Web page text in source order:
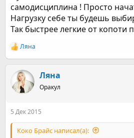
самодисциплина ! Просто
Нагрузку себе ты будешь
Так быстрее легкие от копоти
Р
е
и
Ляна
Ляна
Оракул
5 Дек 2015
Коко Брайс написал(а):